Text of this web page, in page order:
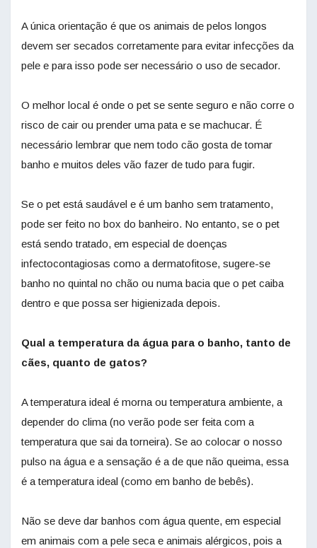
A única orientação é que os animais de pelos longos
devem ser secados corretamente para evitar infecções da
pele e para isso pode ser necessário o uso de secador.
O melhor local é onde o pet se sente seguro e não corre o
risco de cair ou prender uma pata e se machucar. É
necessário lembrar que nem todo cão gosta de tomar
banho e muitos deles vão fazer de tudo para fugir.
Se o pet está saudável e é um banho sem tratamento,
pode ser feito no box do banheiro. No entanto, se o pet
está sendo tratado, em especial de doenças
infectocontagiosas como a dermatofitose, sugere-se
banho no quintal no chão ou numa bacia que o pet caiba
dentro e que possa ser higienizada depois.
Qual a temperatura da água para o banho, tanto de
cães, quanto de gatos?
A temperatura ideal é morna ou temperatura ambiente, a
depender do clima (no verão pode ser feita com a
temperatura que sai da torneira). Se ao colocar o nosso
pulso na água e a sensação é a de que não queima, essa
é a temperatura ideal (como em banho de bebês).
Não se deve dar banhos com água quente, em especial
em animais com a pele seca e animais alérgicos, pois a